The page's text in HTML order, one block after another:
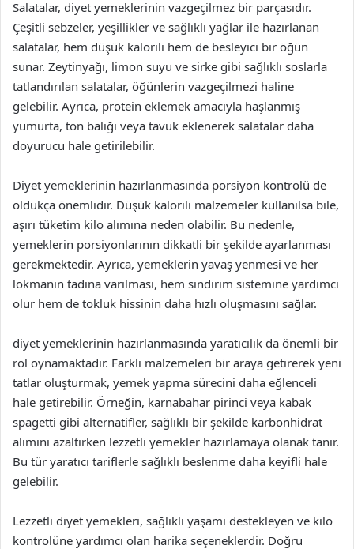
Salatalar, diyet yemeklerinin vazgeçilmez bir parçasıdır.
Çeşitli sebzeler, yeşillikler ve sağlıklı yağlar ile hazırlanan
salatalar, hem düşük kalorili hem de besleyici bir öğün
sunar. Zeytinyağı, limon suyu ve sirke gibi sağlıklı soslarla
tatlandırılan salatalar, öğünlerin vazgeçilmezi haline
gelebilir. Ayrıca, protein eklemek amacıyla haşlanmış
yumurta, ton balığı veya tavuk eklenerek salatalar daha
doyurucu hale getirilebilir.
Diyet yemeklerinin hazırlanmasında porsiyon kontrolü de
oldukça önemlidir. Düşük kalorili malzemeler kullanılsa bile,
aşırı tüketim kilo alımına neden olabilir. Bu nedenle,
yemeklerin porsiyonlarının dikkatli bir şekilde ayarlanması
gerekmektedir. Ayrıca, yemeklerin yavaş yenmesi ve her
lokmanın tadına varılması, hem sindirim sistemine yardımcı
olur hem de tokluk hissinin daha hızlı oluşmasını sağlar.
diyet yemeklerinin hazırlanmasında yaratıcılık da önemli bir
rol oynamaktadır. Farklı malzemeleri bir araya getirerek yeni
tatlar oluşturmak, yemek yapma sürecini daha eğlenceli
hale getirebilir. Örneğin, karnabahar pirinci veya kabak
spagetti gibi alternatifler, sağlıklı bir şekilde karbonhidrat
alımını azaltırken lezzetli yemekler hazırlamaya olanak tanır.
Bu tür yaratıcı tariflerle sağlıklı beslenme daha keyifli hale
gelebilir.
Lezzetli diyet yemekleri, sağlıklı yaşamı destekleyen ve kilo
kontrolüne yardımcı olan harika seçeneklerdir. Doğru